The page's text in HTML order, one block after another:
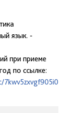
язык. -
при приеме
по ссылке: